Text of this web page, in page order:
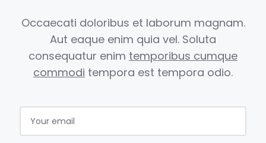
Occaecati doloribus et laborum magnam.
Aut eaque enim quia vel. Soluta
consequatur enim temporibus cumque
commodi tempora est tempora odio.